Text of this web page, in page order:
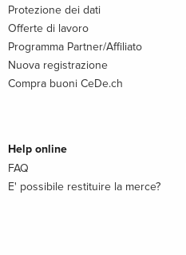
Protezione dei dati
Offerte di lavoro
Programma Partner/Affiliato
Nuova registrazione
Compra buoni CeDe.ch
Help online
FAQ
E' possibile restituire la merce?